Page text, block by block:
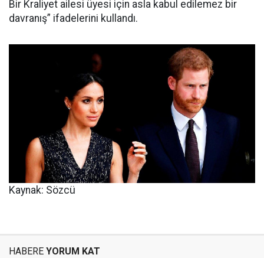
Bir Kraliyet ailesi üyesi için asla kabul edilemez bir
davranış” ifadelerini kullandı.
Kaynak: Sözcü
HABERE YORUM KAT